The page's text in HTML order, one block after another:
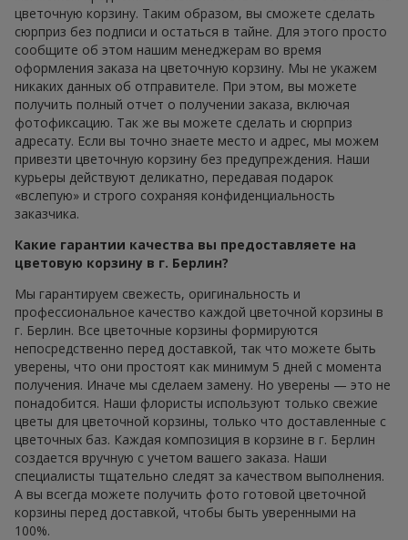
цветочную корзину. Таким образом, вы сможете сделать
сюрприз без подписи и остаться в тайне. Для этого просто
сообщите об этом нашим менеджерам во время
оформления заказа на цветочную корзину. Мы не укажем
никаких данных об отправителе. При этом, вы можете
получить полный отчет о получении заказа, включая
фотофиксацию. Так же вы можете сделать и сюрприз
адресату. Если вы точно знаете место и адрес, мы можем
привезти цветочную корзину без предупреждения. Наши
курьеры действуют деликатно, передавая подарок
«вслепую» и строго сохраняя конфиденциальность
заказчика.
Какие гарантии качества вы предоставляете на
цветовую корзину в г. Берлин?
Мы гарантируем свежесть, оригинальность и
профессиональное качество каждой цветочной корзины в
г. Берлин. Все цветочные корзины формируются
непосредственно перед доставкой, так что можете быть
уверены, что они простоят как минимум 5 дней с момента
получения. Иначе мы сделаем замену. Но уверены — это не
понадобится. Наши флористы используют только свежие
цветы для цветочной корзины, только что доставленные с
цветочных баз. Каждая композиция в корзине в г. Берлин
создается вручную с учетом вашего заказа. Наши
специалисты тщательно следят за качеством выполнения.
А вы всегда можете получить фото готовой цветочной
корзины перед доставкой, чтобы быть уверенными на
100%.